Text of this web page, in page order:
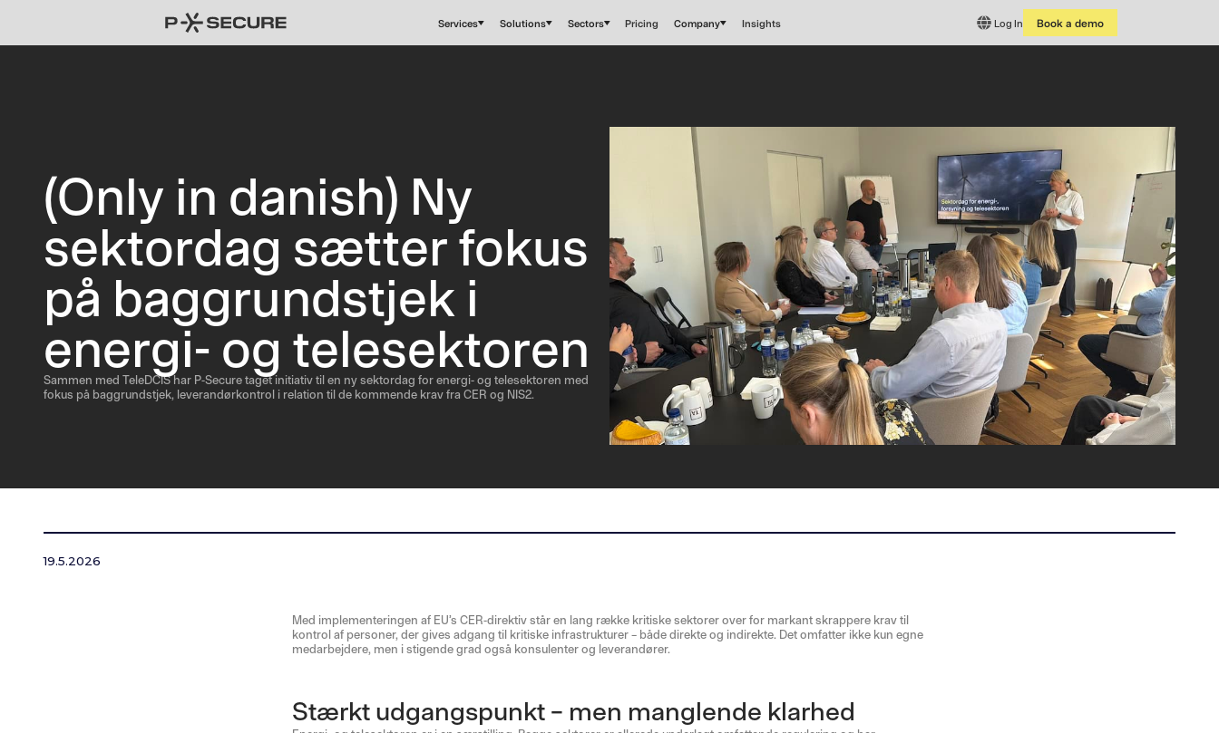
Services Solutions Sectors Pricing Company Insights Log In Book a demo
(Only in danish) Ny
sektordag sætter fokus
på baggrundstjek i
energi- og telesektoren
Sammen med TeleDCIS har P-Secure taget initiativ til en ny sektordag for energi- og telesektoren med
fokus på baggrundstjek, leverandørkontrol i relation til de kommende krav fra CER og NIS2.
19.5.2026
Med implementeringen af EU’s CER-direktiv står en lang række kritiske sektorer over for markant skrappere krav til
kontrol af personer, der gives adgang til kritiske infrastrukturer – både direkte og indirekte. Det omfatter ikke kun egne
medarbejdere, men i stigende grad også konsulenter og leverandører.
Stærkt udgangspunkt – men manglende klarhed